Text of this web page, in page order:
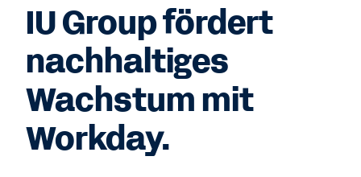
IU Group fördert
nachhaltiges
Wachstum mit
Workday.